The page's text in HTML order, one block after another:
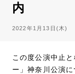
内
2022年1月13日(木)
この度公演中止
ー」神奈川公演